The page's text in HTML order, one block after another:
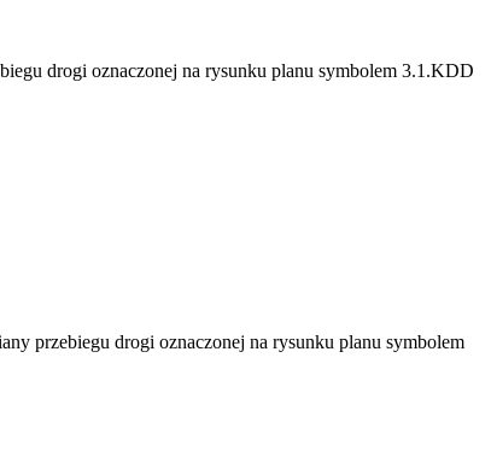
drogi oznaczonej na rysunku planu symbolem 3.1.KDD
przebiegu drogi oznaczonej na rysunku planu symbolem